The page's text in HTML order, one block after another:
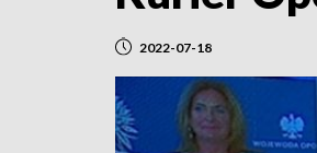
2022-07-18